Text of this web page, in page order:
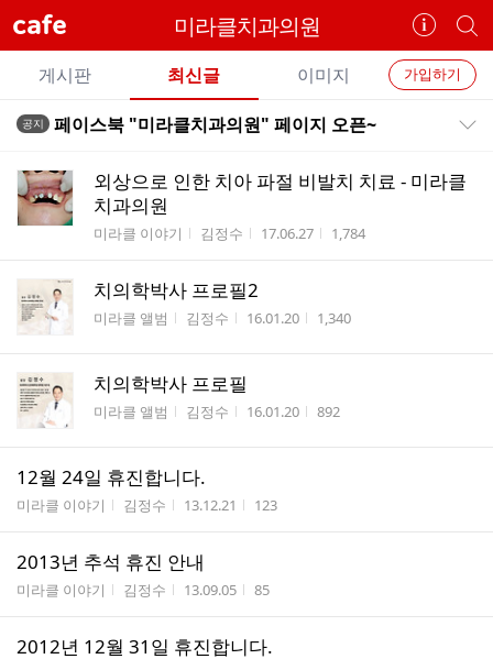
cafe 미라클치과의원
카
페
정
보
개
별
카
페
검
카
페
메
가입하기
게시판 최신글 이미지
전
글
공지 페이스북 "미라클치과의원" 페이지 오픈~
외상으로 인한 치아 파절 비발치 치료 - 미라클
치과의원
게시판명
미라클 이야기 작성자
김정수 작성시간
17.06.27 조회수
1,784
치의학박사 프로필2
게시판명
미라클 앨범 작성자
김정수 작성시간
16.01.20 조회수
1,340
치의학박사 프로필
게시판명
미라클 앨범 작성자
김정수 작성시간
16.01.20 조회수
892
12월 24일 휴진합니다.
게시판명
미라클 이야기 작성자
김정수 작성시간
13.12.21 조회수
123
2013년 추석 휴진 안내
게시판명
미라클 이야기 작성자
김정수 작성시간
13.09.05 조회수
85
2012년 12월 31일 휴진합니다.